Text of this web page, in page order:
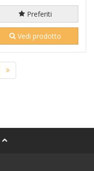
Preferiti
Vedi prodotto